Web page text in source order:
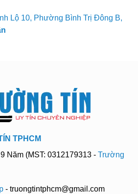
Lộ 10, Phường Bình Trị Đông B,
TPHCM
Năm (MST: 0312179313 - Trường
- truongtintphcm@gmail.com